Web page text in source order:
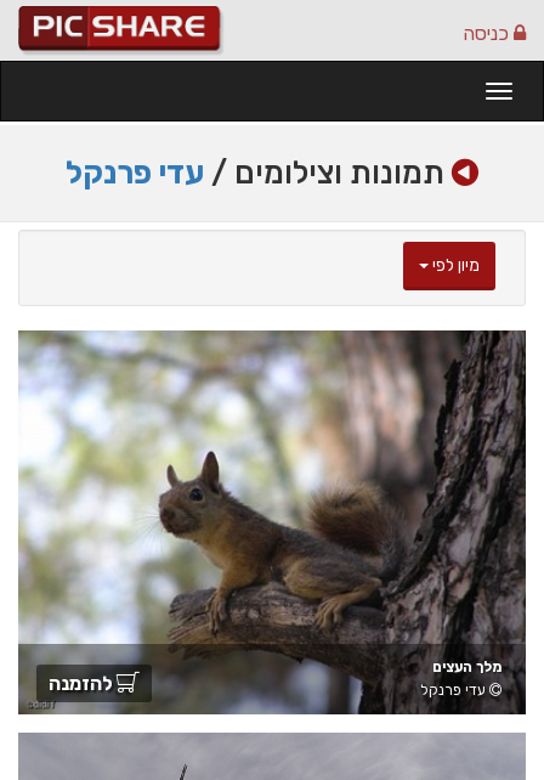
כניסה
תמונות וצילומים / עדי פרנקל
מיון לפי
מלך העצים
עדי פרנקל
להזמנה